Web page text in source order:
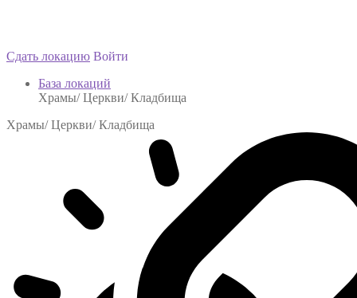
Сдать локацию Войти
База локаций
Храмы/ Церкви/ Кладбища
Храмы/ Церкви/ Кладбища